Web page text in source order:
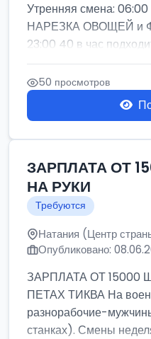
Утренняя смена:
НАРЕЗКА ОВОЩЕЙ и
23:00 40 в час
50 просмотров
ЗАРПЛАТА ОТ
НА РУКИ
Требуются
Натания (Центр
Опубликовано:
ЗАРПЛАТА ОТ
ПЕТАХ ТИКВА На
разнорабочие-
станках). Смены